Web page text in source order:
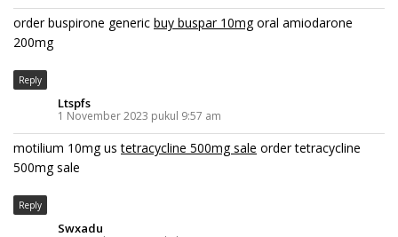
order buspirone generic buy buspar 10mgoral amiodarone
200mg
Reply
Ltspfs
1 November 2023 pukul 9:57 am
motilium 10mg ustetracycline 500mg sale order tetracycline
500mg sale
Reply
Swxadu